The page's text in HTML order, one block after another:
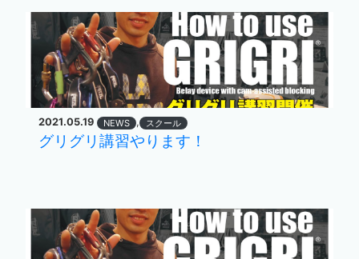
2021.05.19 NEWS , スクール
グリグリ講習やります！